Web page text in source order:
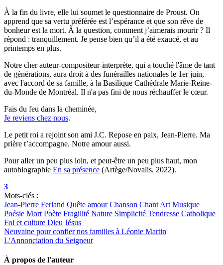
À la fin du livre, elle lui soumet le questionnaire de Proust. On
apprend que sa vertu préférée est l’espérance et que son rêve de
bonheur est la mort. À la question, comment j’aimerais mourir ? Il
répond : tranquillement. Je pense bien qu’il a été exaucé, et au
printemps en plus.
Notre cher auteur-compositeur-interprète, qui a touché l'âme de tant
de générations, aura droit à des funérailles nationales le 1er juin,
avec l'accord de sa famille, à la Basilique Cathédrale Marie-Reine-
du-Monde de Montréal. Il n'a pas fini de nous réchauffer le cœur.
Fais du feu dans la cheminée,
Je reviens chez nous.
Le petit roi a rejoint son ami J.C. Repose en paix, Jean-Pierre. Ma
prière t’accompagne. Notre amour aussi.
Pour aller un peu plus loin, et peut-être un peu plus haut, mon
autobiographie En sa présence (Artège/Novalis, 2022).
3
Mots-clés :
Jean-Pierre Ferland Quête amour Chanson Chant Art Musique
Poésie Mort Poète Fragilité Nature Simplicité Tendresse Catholique
Foi et culture Dieu Jésus
Neuvaine pour confier nos familles à Léonie Martin
L'Annonciation du Seigneur
À propos de l'auteur